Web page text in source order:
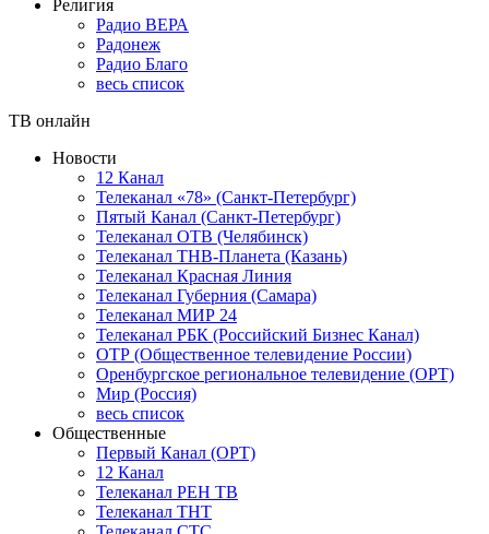
Религия
Радио ВЕРА
Радонеж
Радио Благо
весь список
ТВ онлайн
Новости
12 Канал
Телеканал «78» (Санкт-Петербург)
Пятый Канал (Санкт-Петербург)
Телеканал ОТВ (Челябинск)
Телеканал ТНВ-Планета (Казань)
Телеканал Красная Линия
Телеканал Губерния (Самара)
Телеканал МИР 24
Телеканал РБК (Российский Бизнес Канал)
ОТР (Общественное телевидение России)
Оренбургское региональное телевидение (ОРТ)
Мир (Россия)
весь список
Общественные
Первый Канал (ОРТ)
12 Канал
Телеканал РЕН ТВ
Телеканал ТНТ